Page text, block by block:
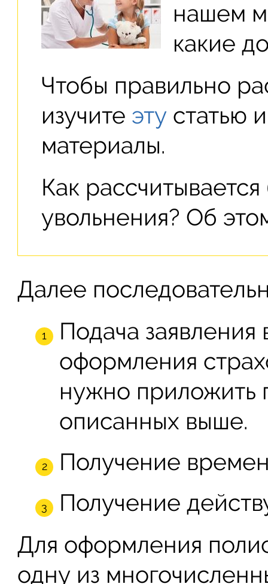
нашем
какие
Чтобы правильно
изучите эту статью
материалы.
Как
увольнения? Об
Далее
Подача
оформления
нужно приложить
описанных выше.
Получение
Получение
Для оформления
одну из